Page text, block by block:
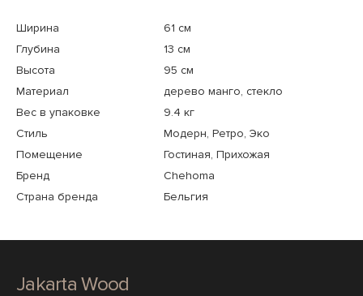
Ширина
61 см
Глубина
13 см
Высота
95 см
Материал
дерево манго, стекло
Вес в упаковке
9.4 кг
Стиль
Модерн, Ретро, Эко
Помещение
Гостиная, Прихожая
Бренд
Chehoma
Страна бренда
Бельгия
Jakarta Wood